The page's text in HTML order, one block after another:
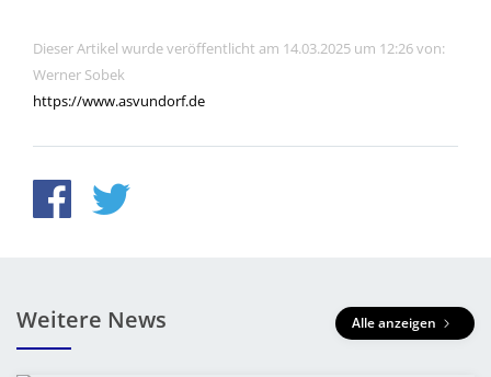
Dieser Artikel wurde veröffentlicht am 14.03.2025 um 12:26 von:
Werner Sobek
https://www.asvundorf.de
Weitere News Alle anzeigen